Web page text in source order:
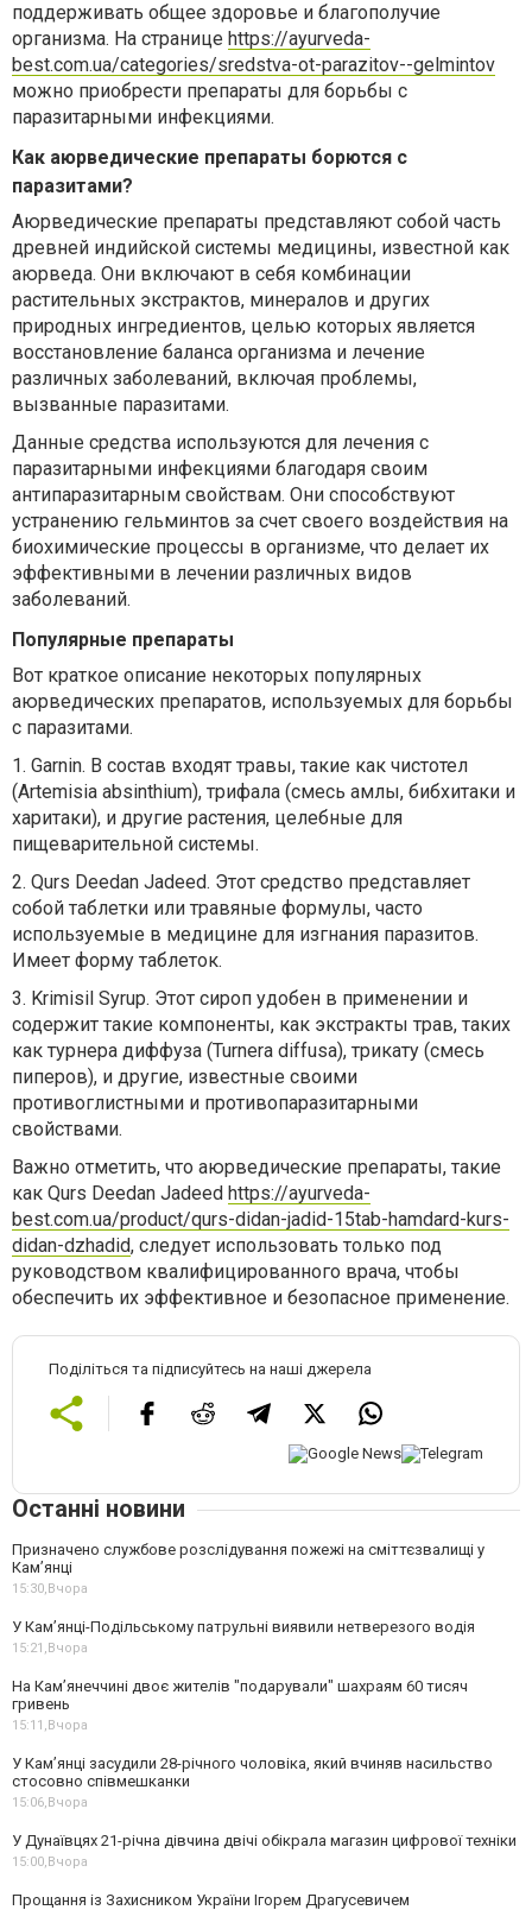
поддерживать общее здоровье и благополучие
организма. На странице https://ayurveda-
best.com.ua/categories/sredstva-ot-parazitov--gelmintov
можно приобрести препараты для борьбы с
паразитарными инфекциями.
Как аюрведические препараты борются с
паразитами?
Аюрведические препараты представляют собой часть
древней индийской системы медицины, известной как
аюрведа. Они включают в себя комбинации
растительных экстрактов, минералов и других
природных ингредиентов, целью которых является
восстановление баланса организма и лечение
различных заболеваний, включая проблемы,
вызванные паразитами.
Данные средства используются для лечения с
паразитарными инфекциями благодаря своим
антипаразитарным свойствам. Они способствуют
устранению гельминтов за счет своего воздействия на
биохимические процессы в организме, что делает их
эффективными в лечении различных видов
заболеваний.
Популярные препараты
Вот краткое описание некоторых популярных
аюрведических препаратов, используемых для борьбы
с паразитами.
1. Garnin. В состав входят травы, такие как чистотел
(Artemisia absinthium), трифала (смесь амлы, бибхитаки и
харитаки), и другие растения, целебные для
пищеварительной системы.
2. Qurs Deedan Jadeed. Этот средство представляет
собой таблетки или травяные формулы, часто
используемые в медицине для изгнания паразитов.
Имеет форму таблеток.
3. Krimisil Syrup. Этот сироп удобен в применении и
содержит такие компоненты, как экстракты трав, таких
как турнера диффуза (Turnera diffusa), трикату (смесь
пиперов), и другие, известные своими
противоглистными и противопаразитарными
свойствами.
Важно отметить, что аюрведические препараты, такие
как Qurs Deedan Jadeed https://ayurveda-
best.com.ua/product/qurs-didan-jadid-15tab-hamdard-kurs-
didan-dzhadid, следует использовать только под
руководством квалифицированного врача, чтобы
обеспечить их эффективное и безопасное применение.
Поділіться та підписуйтесь на наші джерела
Останні новини
Призначено службове розслідування пожежі на сміттєзвалищі у
Кам’янці
15:30,Вчора
У Кам’янці-Подільському патрульні виявили нетверезого водія
15:21,Вчора
На Камʼянеччині двоє жителів "подарували" шахраям 60 тисяч
гривень
15:11,Вчора
У Камʼянці засудили 28-річного чоловіка, який вчиняв насильство
стосовно співмешканки
15:06,Вчора
У Дунаївцях 21-річна дівчина двічі обікрала магазин цифрової техніки
15:00,Вчора
Прощання із Захисником України Ігорем Драгусевичем